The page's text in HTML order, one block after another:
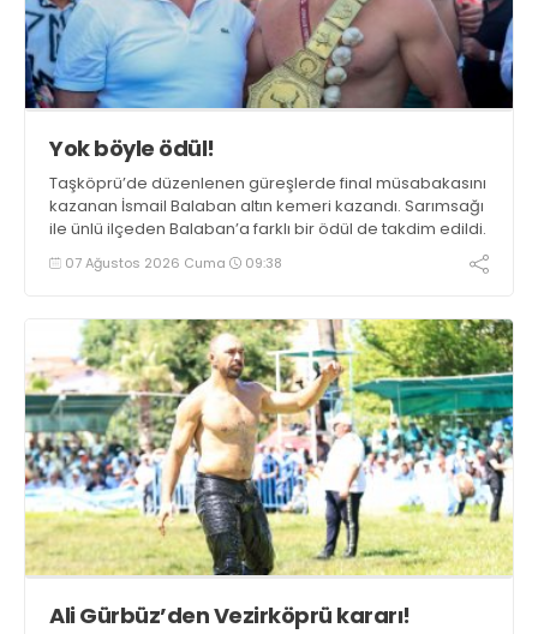
Yok böyle ödül!
Taşköprü’de düzenlenen güreşlerde final müsabakasını
kazanan İsmail Balaban altın kemeri kazandı. Sarımsağı
ile ünlü ilçeden Balaban’a farklı bir ödül de takdim edildi.
07 Ağustos 2026 Cuma 09:38
Ali Gürbüz’den Vezirköprü kararı!